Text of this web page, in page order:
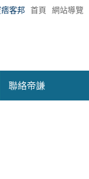
客邦 首頁 網站導覽
聯絡帝謙